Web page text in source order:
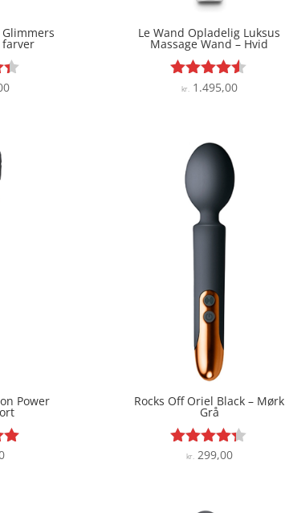
farver
Le Wand Opladelig Luksus
Massage Wand – Hvid
Vurderet
kr. 1.495,00
Power Rocks Off Oriel Black – Mørk
Grå
Vurderet
kr.299,00